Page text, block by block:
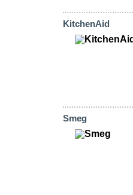
KitchenAid
Smeg